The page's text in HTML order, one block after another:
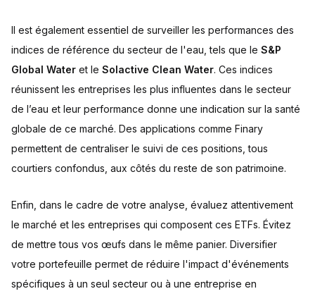
Il est également essentiel de surveiller les performances des
indices de référence du secteur de l'eau, tels que le S&P
Global Water et le Solactive Clean Water. Ces indices
réunissent les entreprises les plus influentes dans le secteur
de l’eau et leur performance donne une indication sur la santé
globale de ce marché. Des applications comme Finary
permettent de centraliser le suivi de ces positions, tous
courtiers confondus, aux côtés du reste de son patrimoine.
Enfin, dans le cadre de votre analyse, évaluez attentivement
le marché et les entreprises qui composent ces ETFs. Évitez
de mettre tous vos œufs dans le même panier. Diversifier
votre portefeuille permet de réduire l'impact d'événements
spécifiques à un seul secteur ou à une entreprise en